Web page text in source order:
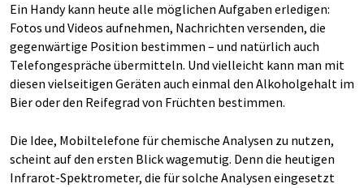
Ein Handy kann heute alle möglichen Aufgaben erledigen:
Fotos und Videos aufnehmen, Nachrichten versenden, die
gegenwärtige Position bestimmen – und natürlich auch
Telefongespräche übermitteln. Und vielleicht kann man mit
diesen vielseitigen Geräten auch einmal den Alkoholgehalt im
Bier oder den Reifegrad von Früchten bestimmen.
Die Idee, Mobiltelefone für chemische Analysen zu nutzen,
scheint auf den ersten Blick wagemutig. Denn die heutigen
Infrarot-Spektrometer, die für solche Analysen eingesetzt